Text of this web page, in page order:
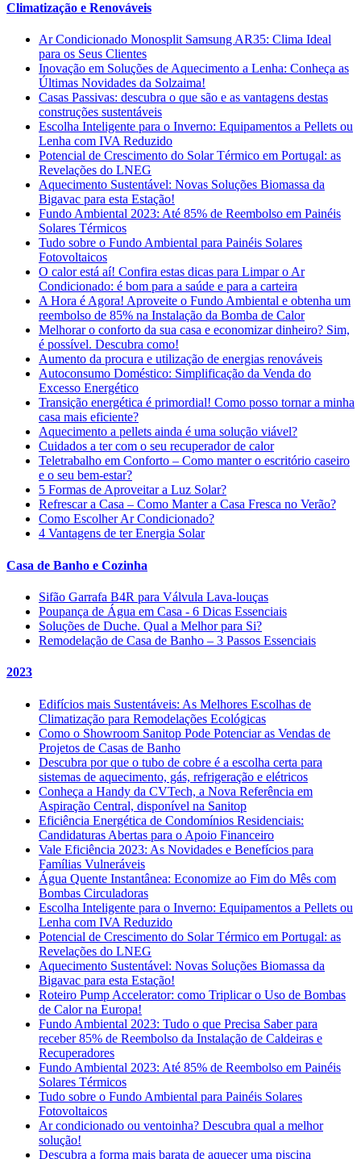
Climatização e Renováveis
Ar Condicionado Monosplit Samsung AR35: Clima Ideal
para os Seus Clientes
Inovação em Soluções de Aquecimento a Lenha: Conheça as
Últimas Novidades da Solzaima!
Casas Passivas: descubra o que são e as vantagens destas
construções sustentáveis
Escolha Inteligente para o Inverno: Equipamentos a Pellets ou
Lenha com IVA Reduzido
Potencial de Crescimento do Solar Térmico em Portugal: as
Revelações do LNEG
Aquecimento Sustentável: Novas Soluções Biomassa da
Bigavac para esta Estação!
Fundo Ambiental 2023: Até 85% de Reembolso em Painéis
Solares Térmicos
Tudo sobre o Fundo Ambiental para Painéis Solares
Fotovoltaicos
O calor está aí! Confira estas dicas para Limpar o Ar
Condicionado: é bom para a saúde e para a carteira
A Hora é Agora! Aproveite o Fundo Ambiental e obtenha um
reembolso de 85% na Instalação da Bomba de Calor
Melhorar o conforto da sua casa e economizar dinheiro? Sim,
é possível. Descubra como!
Aumento da procura e utilização de energias renováveis
Autoconsumo Doméstico: Simplificação da Venda do
Excesso Energético
Transição energética é primordial! Como posso tornar a minha
casa mais eficiente?
Aquecimento a pellets ainda é uma solução viável?
Cuidados a ter com o seu recuperador de calor
Teletrabalho em Conforto – Como manter o escritório caseiro
e o seu bem-estar?
5 Formas de Aproveitar a Luz Solar?
Refrescar a Casa – Como Manter a Casa Fresca no Verão?
Como Escolher Ar Condicionado?
4 Vantagens de ter Energia Solar
Casa de Banho e Cozinha
Sifão Garrafa B4R para Válvula Lava-louças
Poupança de Água em Casa - 6 Dicas Essenciais
Soluções de Duche. Qual a Melhor para Si?
Remodelação de Casa de Banho – 3 Passos Essenciais
2023
Edifícios mais Sustentáveis: As Melhores Escolhas de
Climatização para Remodelações Ecológicas
Como o Showroom Sanitop Pode Potenciar as Vendas de
Projetos de Casas de Banho
Descubra por que o tubo de cobre é a escolha certa para
sistemas de aquecimento, gás, refrigeração e elétricos
Conheça a Handy da CVTech, a Nova Referência em
Aspiração Central, disponível na Sanitop
Eficiência Energética de Condomínios Residenciais:
Candidaturas Abertas para o Apoio Financeiro
Vale Eficiência 2023: As Novidades e Benefícios para
Famílias Vulneráveis
Água Quente Instantânea: Economize ao Fim do Mês com
Bombas Circuladoras
Escolha Inteligente para o Inverno: Equipamentos a Pellets ou
Lenha com IVA Reduzido
Potencial de Crescimento do Solar Térmico em Portugal: as
Revelações do LNEG
Aquecimento Sustentável: Novas Soluções Biomassa da
Bigavac para esta Estação!
Roteiro Pump Accelerator: como Triplicar o Uso de Bombas
de Calor na Europa!
Fundo Ambiental 2023: Tudo o que Precisa Saber para
receber 85% de Reembolso da Instalação de Caldeiras e
Recuperadores
Fundo Ambiental 2023: Até 85% de Reembolso em Painéis
Solares Térmicos
Tudo sobre o Fundo Ambiental para Painéis Solares
Fotovoltaicos
Ar condicionado ou ventoinha? Descubra qual a melhor
solução!
Descubra a forma mais barata de aquecer uma piscina